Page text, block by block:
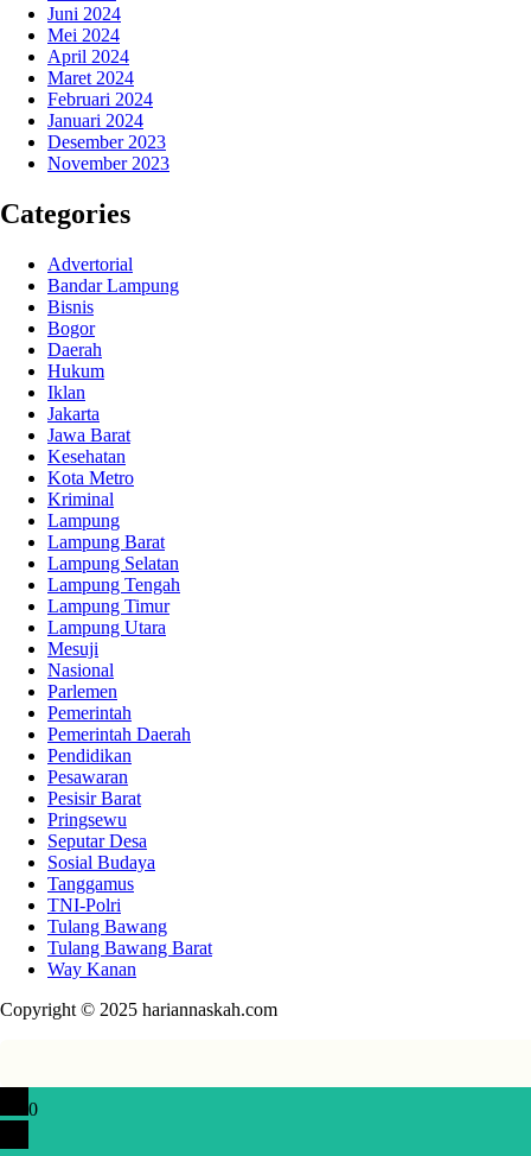
Juni 2024
Mei 2024
April 2024
Maret 2024
Februari 2024
Januari 2024
Desember 2023
November 2023
Categories
Advertorial
Bandar Lampung
Bisnis
Bogor
Daerah
Hukum
Iklan
Jakarta
Jawa Barat
Kesehatan
Kota Metro
Kriminal
Lampung
Lampung Barat
Lampung Selatan
Lampung Tengah
Lampung Timur
Lampung Utara
Mesuji
Nasional
Parlemen
Pemerintah
Pemerintah Daerah
Pendidikan
Pesawaran
Pesisir Barat
Pringsewu
Seputar Desa
Sosial Budaya
Tanggamus
TNI-Polri
Tulang Bawang
Tulang Bawang Barat
Way Kanan
Copyright © 2025 hariannaskah.com
0